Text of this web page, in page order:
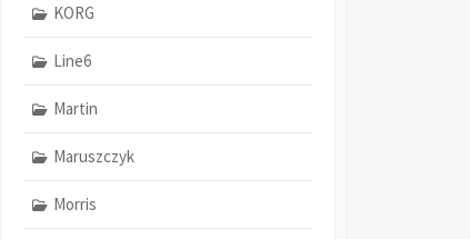
KORG
Line6
Martin
Maruszczyk
Morris